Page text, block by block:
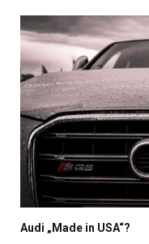
Audi „Made in USA“?